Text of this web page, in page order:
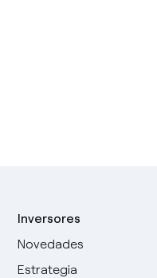
Inversores
Novedades
Estrategia